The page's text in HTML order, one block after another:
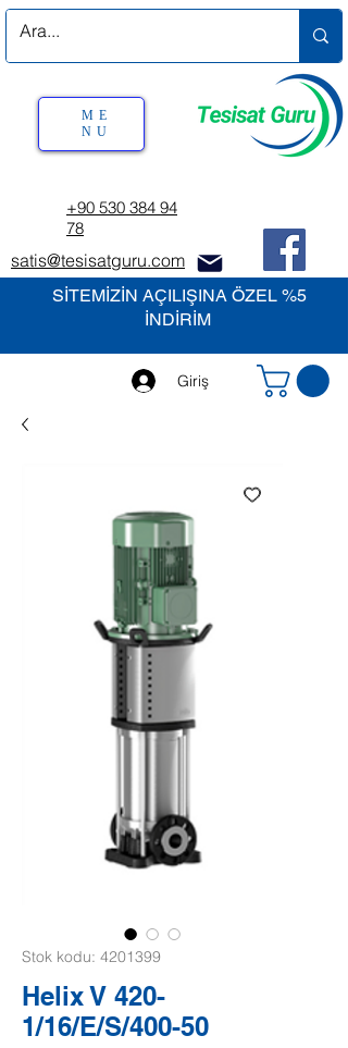
SİTEMİZİN AÇILIŞINA ÖZEL %5
İNDİRİM
+90 530 384 94
78
satis@tesisatguru.com
Giriş
ME
NU
Stok kodu: 4201399
Helix V 420-
1/16/E/S/400-50